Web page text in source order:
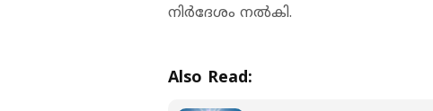
നിർദേശം നൽകി.
Also Read: